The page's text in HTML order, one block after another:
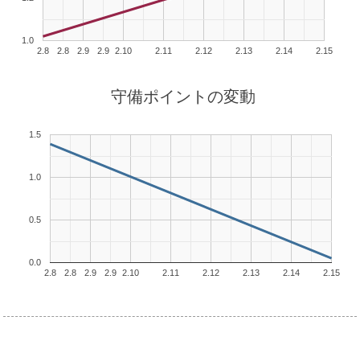
2.8 2.9 2.10 2.11 2.12 2.13 2.14 2.15
2.8 2.9
1.0
守備ポイントの変動
2.8 2.9 2.10 2.11 2.12 2.13 2.14 2.15
2.8 2.9
0.0
0.5
1.0
1.5